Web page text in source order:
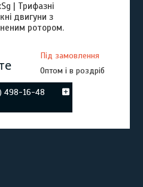
| Трифазні
двигуни з
ротором.
Під замовлення
Оптом і в роздріб
498-16-48